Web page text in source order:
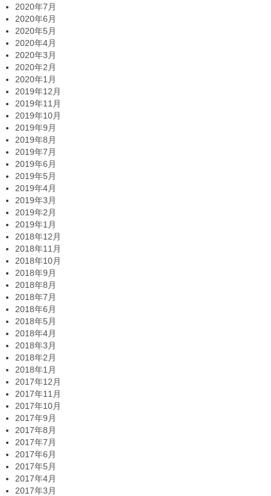
2020年7月
2020年6月
2020年5月
2020年4月
2020年3月
2020年2月
2020年1月
2019年12月
2019年11月
2019年10月
2019年9月
2019年8月
2019年7月
2019年6月
2019年5月
2019年4月
2019年3月
2019年2月
2019年1月
2018年12月
2018年11月
2018年10月
2018年9月
2018年8月
2018年7月
2018年6月
2018年5月
2018年4月
2018年3月
2018年2月
2018年1月
2017年12月
2017年11月
2017年10月
2017年9月
2017年8月
2017年7月
2017年6月
2017年5月
2017年4月
2017年3月